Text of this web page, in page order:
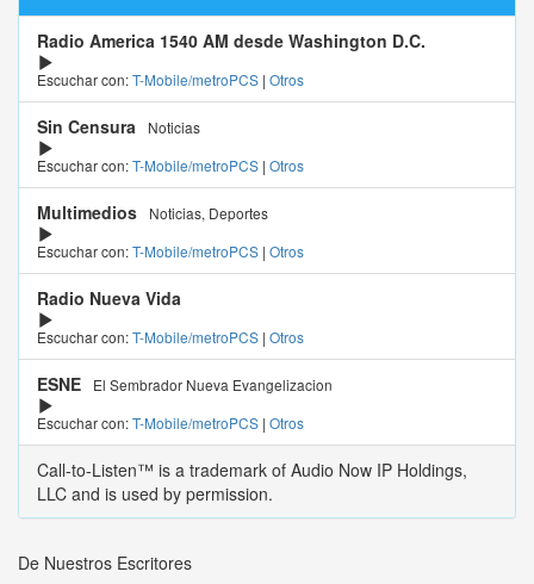
Radio America 1540 AM desde Washington D.C.
Escuchar con:T-Mobile/metroPCS | Otros
Sin Censura
Noticias
Escuchar con:T-Mobile/metroPCS | Otros
Multimedios
Noticias, Deportes
Escuchar con:T-Mobile/metroPCS | Otros
Radio Nueva Vida
Escuchar con:T-Mobile/metroPCS | Otros
ESNE
El Sembrador Nueva Evangelizacion
Escuchar con:T-Mobile/metroPCS | Otros
Call-to-Listen™ is a trademark of Audio Now IP Holdings,
LLC and is used by permission.
De Nuestros Escritores